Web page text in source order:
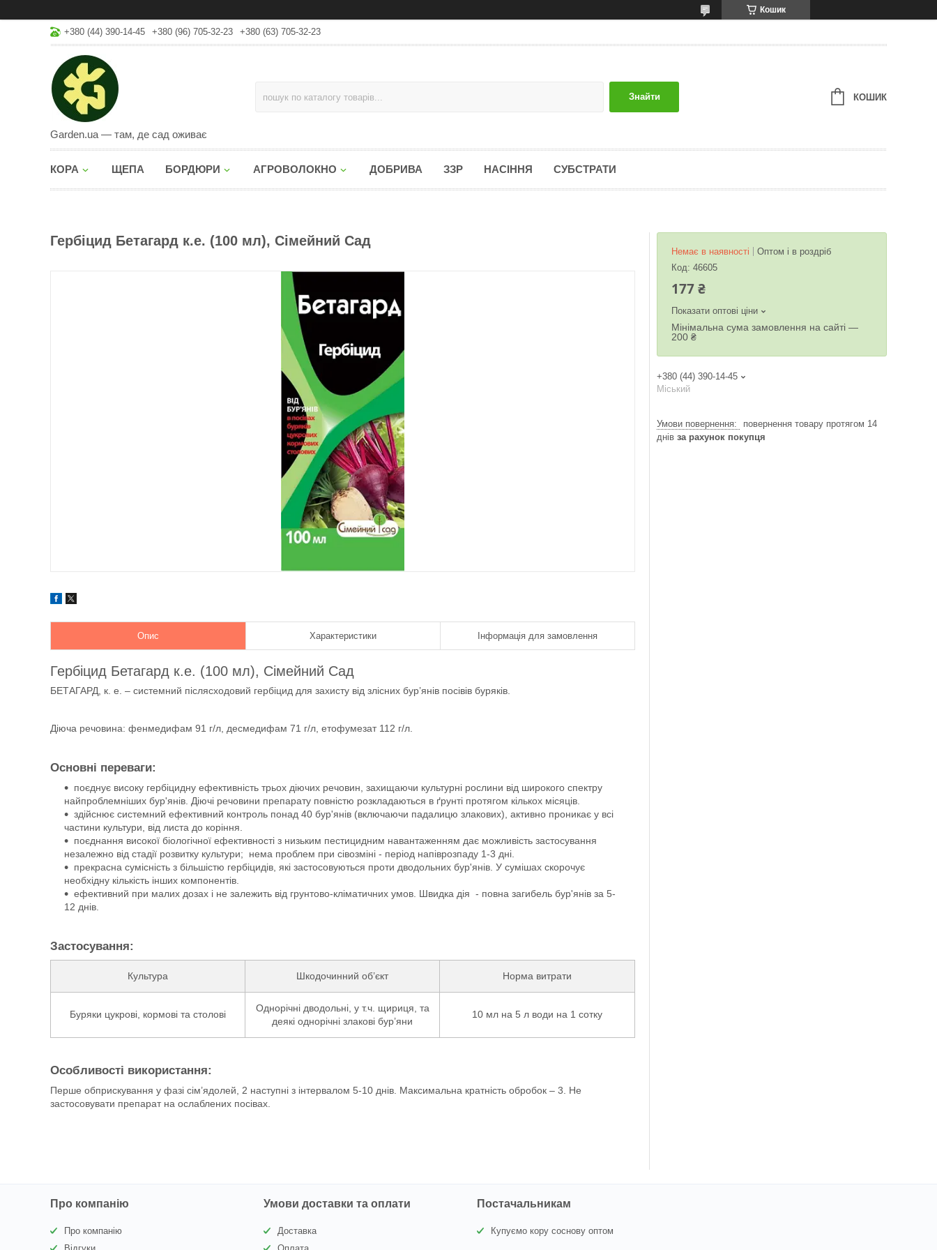
Кошик
+380 (44) 390-14-45 +380 (96) 705-32-23 +380 (63) 705-32-23
Garden.ua — там, де сад оживає
Знайти КОШИК
КОРА ЩЕПА БОРДЮРИ АГРОВОЛОКНО ДОБРИВА ЗЗР НАСІННЯ СУБСТРАТИ
Гербіцид Бетагард к.е. (100 мл), Сімейний Сад
Опис Характеристики Інформація для замовлення
Гербіцид Бетагард к.е. (100 мл), Сімейний Сад
БЕТАГАРД, к. е. – системний післясходовий гербіцид для захисту від злісних бур’янів посівів буряків.
Діюча речовина: фенмедифам 91 г/л, десмедифам 71 г/л, етофумезат 112 г/л.
Основні переваги:
поєднує високу гербіцидну ефективність трьох діючих речовин, захищаючи культурні рослини від широкого спектру
найпроблемніших бур'янів. Діючі речовини препарату повністю розкладаються в ґрунті протягом кількох місяців.
здійснює системний ефективний контроль понад 40 бур'янів (включаючи падалицю злакових), активно проникає у всі
частини культури, від листа до коріння.
поєднання високої біологічної ефективності з низьким пестицидним навантаженням дає можливість застосування
незалежно від стадії розвитку культури; нема проблем при сівозміні - період напіврозпаду 1-3 дні.
прекрасна сумісність з більшістю гербіцидів, які застосовуються проти дводольних бур'янів. У сумішах скорочує
необхідну кількість інших компонентів.
ефективний при малих дозах і не залежить від грунтово-кліматичних умов. Швидка дія - повна загибель бур'янів за 5-
12 днів.
Застосування:
Культура Шкодочинний об’єкт Норма витрати
Буряки цукрові, кормові та столові
Однорічні дводольні, у т.ч. щириця, та
деякі однорічні злакові бур’яни
10 мл на 5 л води на 1 сотку
Особливості використання:
Перше обприскування у фазі сім’ядолей, 2 наступні з інтервалом 5-10 днів. Максимальна кратність обробок – 3. Не
застосовувати препарат на ослаблених посівах.
Немає в наявності
Оптом і в роздріб
Код: 46605
177 ₴
Показати оптові ціни
Мінімальна сума замовлення на сайті —
200 ₴
+380 (44) 390-14-45
Міський
повернення товару протягом 14
днів за рахунок покупця
Про компанію
Про компанію
Умови доставки та оплати
Доставка
Постачальникам
Купуємо кору соснову оптом